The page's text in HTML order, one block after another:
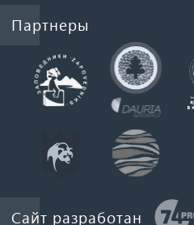
Партнеры
Сайт разработан